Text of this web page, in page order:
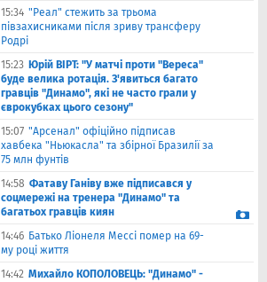
15:34 "Реал" стежить за трьома
півзахисниками після зриву трансферу
Родрі
15:23 Юрій ВІРТ: "У матчі проти "Вереса"
буде велика ротація. З'явиться багато
гравців "Динамо", які не часто грали у
єврокубках цього сезону"
15:07 "Арсенал" офіційно підписав
хавбека "Ньюкасла" та збірної Бразилії за
75 млн фунтів
14:58 Фатаву Ганіву вже підписався у
соцмережі на тренера "Динамо" та
багатьох гравців киян
14:46 Батько Ліонеля Мессі помер на 69-
му році життя
14:42 Михайло КОПОЛОВЕЦЬ: "Динамо" -